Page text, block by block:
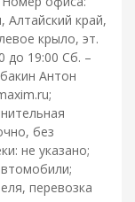
Алтайский край,
крыло, эт.
до 19:00 Сб. –
Антон
без
не указано;
перевозка